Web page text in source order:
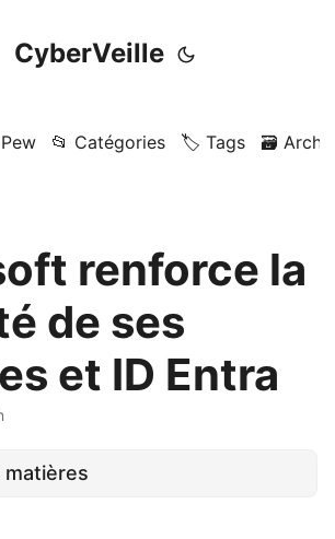
CyberVeille
📂 Catégories 🏷️ Tags 🗃️
renforce la
de ses
et ID Entra
matières